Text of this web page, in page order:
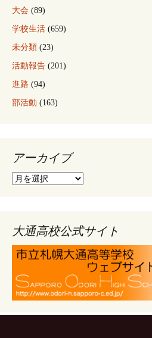
大会 (89)
学校生活 (659)
未分類 (23)
活動報告 (201)
進路 (94)
部活動 (163)
アーカイブ
ア
ブ
大通高校公式サイト